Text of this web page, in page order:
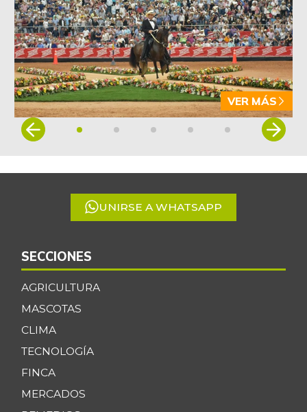
VER MÁS
Item
5
UNIRSE A WHATSAPP
SECCIONES
AGRICULTURA
MASCOTAS
CLIMA
TECNOLOGÍA
FINCA
MERCADOS